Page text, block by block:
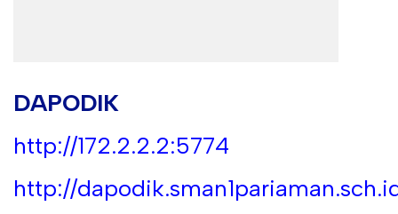
DAPODIK
http://172.2.2.2:5774
http://